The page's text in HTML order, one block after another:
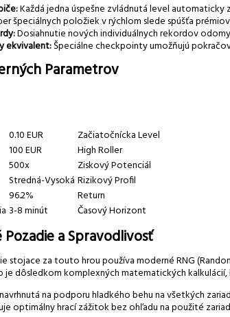
Každá jedna úspešne zvládnutá level
špeciálnych položiek v rýchlom slede spúšťa
Dosiahnutie nových individuálnych rekordov
ekvivalent:Špeciálne checkpointy umožňujú
Parametrov
0.10 EUR
Začiatočnícka Level
100 EUR
High Roller
500x
Ziskový Potenciál
Stredná-Vysoká Rizikový Profil
96.2%
Return
3-8 minút Časový Horizont
a Spravodlivosť
stojace za touto hrou používa moderné RNG
je dôsledkom komplexných matematických
na podporu hladkého behu na všetkých
optimálny hrací zážitok bez ohľadu na použité